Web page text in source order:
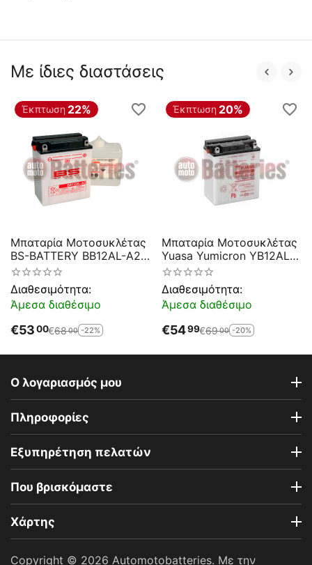
Με ίδιες διαστάσεις
Έκπτωση 22%
Μπαταρία Μοτοσυκλέτας
BS-BATTERY BB12AL-A2
DRY 12.6AH 155EN
Αντιστοιχία YB12AL-A2
Διαθεσιμότητα:
Άμεσα διαθέσιμο
€5300€6800 -22%
Έκπτωση 20%
Μπαταρία Μοτοσυκλέτας
Yuasa Yumicron YB12AL-
A2
Διαθεσιμότητα:
Άμεσα διαθέσιμο
€5499€6900 -20%
Ο λογαριασμός μου
Πληροφορίες
Εξυπηρέτηση πελατών
Που βρισκόμαστε
Χάρτης
Copyright © 2026 Automotobatteries. Με την